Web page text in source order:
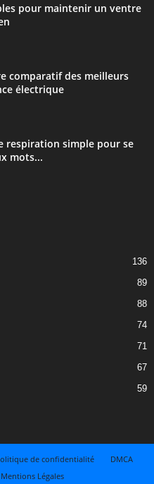
pour maintenir un ventre
comparatif des meilleurs
électrique
respiration simple pour se
mots...
136
89
88
74
71
67
59
de confidentialité
DMCA
Mentions Légales